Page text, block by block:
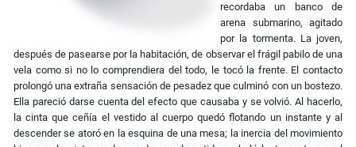
recordaba un banco de
arena submarino, agitado
por la tormenta. La joven,
después de pasearse por la habitación, de observar el frágil pabilo de una
vela como si no lo comprendiera del todo, le tocó la frente. El contacto
prolongó una extraña sensación de pesadez que culminó con un bostezo.
Ella pareció darse cuenta del efecto que causaba y se volvió. Al hacerlo,
la cinta que ceñía el vestido al cuerpo quedó flotando un instante y al
descender se atoró en la esquina de una mesa; la inercia del movimiento